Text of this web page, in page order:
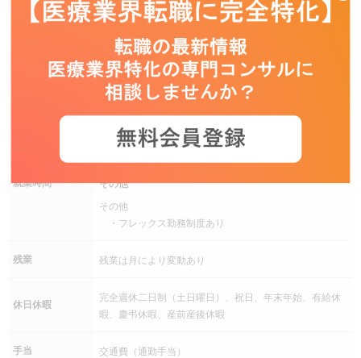
給与条件
その他
◆別途インセンティブボーナスあり (年１回、最大年俸
の20％支給)
マーケティング/企画管理、マーケティング/企画管理／プ
就業時間
9：00 ～ 18：00
休憩時間：60分
その他
その他
・フレックス勤務制度あり
残業 残業は月により変動あり
休日休暇
完全週休二日制（土日曜日）、祝日、年末年始、有給休
暇、慶弔休暇、産前産後休暇
手当 交通費（通勤手当）